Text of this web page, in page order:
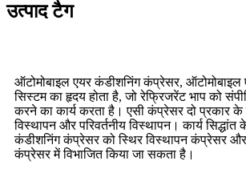
उत्पाद टैग
ऑटोमोबाइल एयर कंडीशनिंग कंप्रेसर, ऑटोमोबाइल
सिस्टम का हृदय होता है, जो रेफ्रिजरेंट भाप को
करने का कार्य करता है। एसी कंप्रेसर दो प्रकार के
विस्थापन और परिवर्तनीय विस्थापन। कार्य
कंडीशनिंग कंप्रेसर को स्थिर विस्थापन कंप्रेसर और
कंप्रेसर में विभाजित किया जा सकता है।